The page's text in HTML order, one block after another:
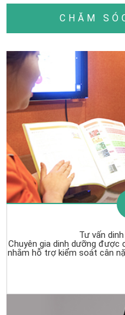
CHĂM
Tư vấn
Chuyên gia dinh dưỡng được
nhằm hỗ trợ kiểm soát cân